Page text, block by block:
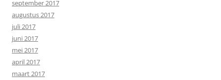
september 2017
augustus 2017
juli 2017
juni 2017
mei 2017
april 2017
maart 2017